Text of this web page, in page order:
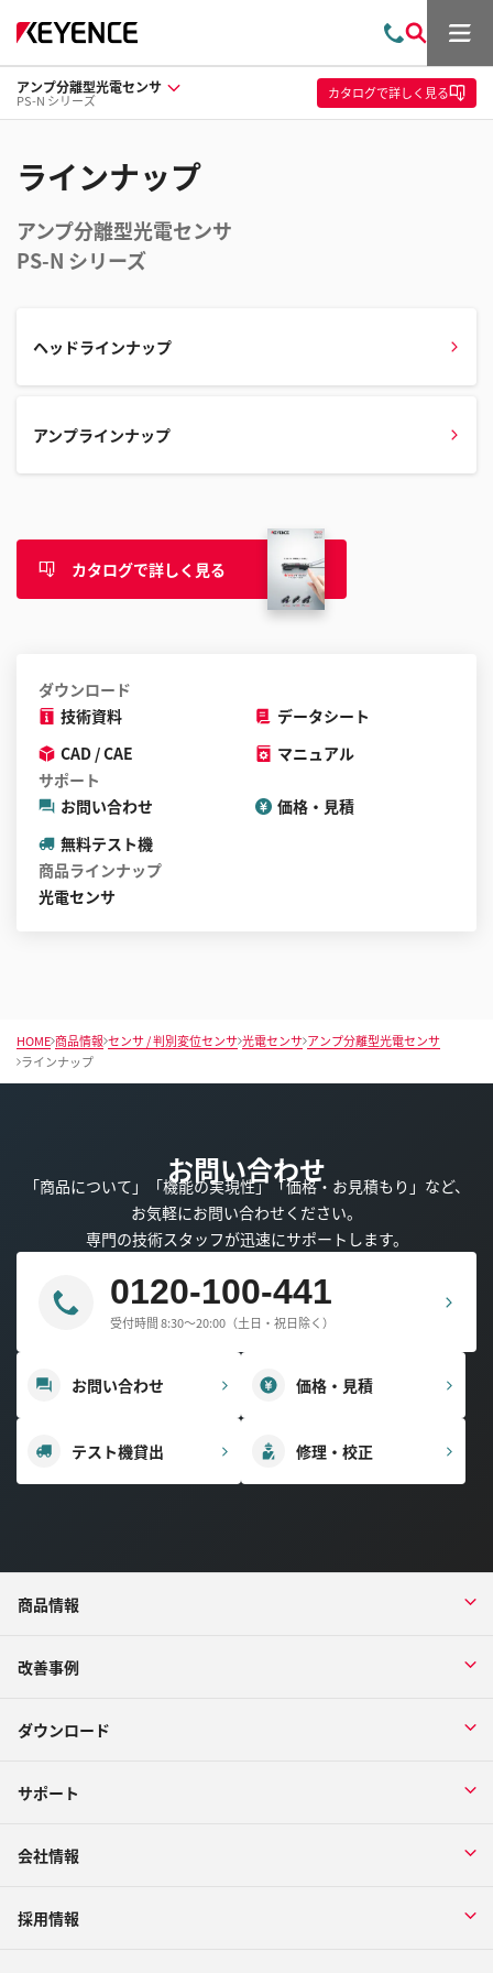
問
い
合
わ
索
メ
ュ
ー
アンプ分離型光電センサ
PS-N シリーズ カタログで詳しく見る
ラインナップ
アンプ分離型光電センサ
PS-N シリーズ
ヘッドラインナップ
アンプラインナップ
カタログで詳しく見る
ダウンロード
技術資料
データシート
CAD / CAE
マニュアル
サポート
お問い合わせ
価格・見積
無料テスト機
商品ラインナップ
光電センサ
HOME 商品情報 センサ / 判別変位センサ 光電センサ アンプ分離型光電センサ
ラインナップ
お問い合わせ
「商品について」「機能の実現性」「価格・お見積もり」など、
お気軽にお問い合わせください。
専門の技術スタッフが迅速にサポートします。
0120-100-441
受付時間 8:30～20:00（土日・祝日除く）
お問い合わせ 価格・見積
テスト機貸出 修理・校正
商品情報
改善事例
ダウンロード
サポート
会社情報
採用情報